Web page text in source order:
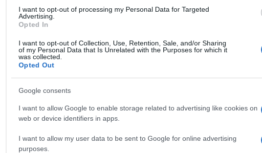
I want to opt-out of processing my Personal Data for Targeted
Advertising.
Opted In
I want to opt-out of Collection, Use, Retention, Sale, and/or Sharing
of my Personal Data that Is Unrelated with the Purposes for which it
was collected.
Opted Out
Google consents
I want to allow Google to enable storage related to advertising like cookies on
web or device identifiers in apps.
I want to allow my user data to be sent to Google for online advertising
purposes.
Σχόλια